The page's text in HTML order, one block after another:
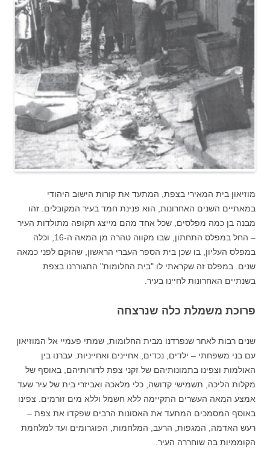
מוזיאון בית המאירי בצפת, המתעד את קורות הישוב היהודי
במאתיים השנים האחרונות, הוא פנינת חמד בעיר המקובלים. זהו
מבנה בן כמה מפלסים, שכל אחד מהם מייצג תקופה מתולדות העיר
– החל במפלס התחתון, שבו מקווה טהרה מן המאה ה-16, וכלה
במפלס העליון, בו שכן בית הספר העברי הראשון, שהוקם לפני כמאה
שנים. במפלס זה שקראתי לו "בית החלומות" התגוררנו בצפת
בשנתיים האחרונות לחיינו בעיר.
פרוכת משמלת כלה שנרצחה
שנים רבות לאחר שנפרדנו מבית החלומות, שמתי פעמיי אל המוזיאון
עם בני משפחתי – ילדים, נכדים, אחיינים ואחייניות. עברנו בין
האולמות וצפינו בתמונותיהם של זקני צפת לדורותיהם, באוסף של
מקלות הליכה, תשמישי קדושה, כלי מלאכה ואביזרי בית של עיר שעד
אמצע המאה העשרים התקיימה ללא חשמל וללא מים זורמים. צפינו
באוסף המסמכים המתעד את האסונות הרבים שפקדו את צפת –
רעש האדמה, המגפות, הרעב, המלחמות, הפוגרומים ועד למלחמת
הקוממיות בה שוחררה העיר.